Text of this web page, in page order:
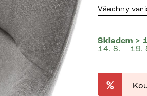
Všechny
Skladem >
14. 8. – 19.
%